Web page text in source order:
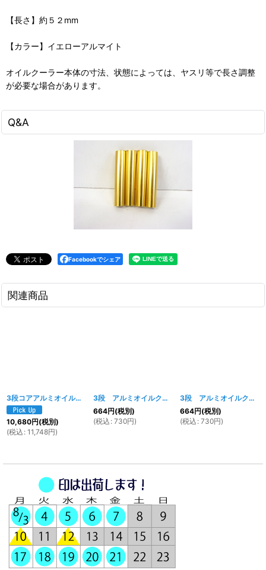
【長さ】約５２mm
【カラー】イエローアルマイト
オイルクーラー本体の寸法、状態によっては、ヤスリ等で長さ調整
が必要な場合があります。
Q&A
Facebookでシェア
関連商品
3段コアアルミオイルクーラー 024w]
10,680円(税別)
(税込 : 11,748円)
3段 アルミオイルクーラー用 ボルトガイド レッド
664円(税別)
(税込 : 730円)
3段 アルミオイルクーラー用 ボルトガイド ブラック
664円(税別)
(税込 : 730円)